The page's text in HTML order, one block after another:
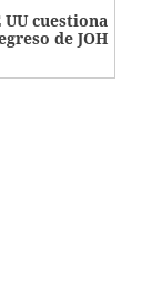
UU cuestiona
de JOH